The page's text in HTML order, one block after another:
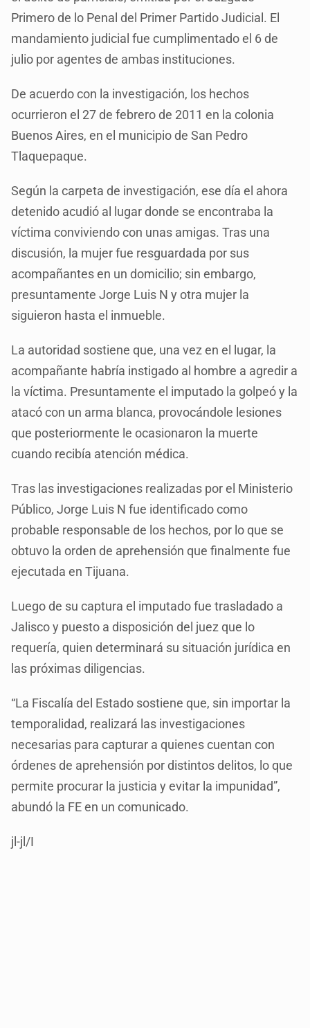
Primero de lo Penal del Primer Partido Judicial. El
mandamiento judicial fue cumplimentado el 6 de
julio por agentes de ambas instituciones.
De acuerdo con la investigación, los hechos
ocurrieron el 27 de febrero de 2011 en la colonia
Buenos Aires, en el municipio de San Pedro
Tlaquepaque.
Según la carpeta de investigación, ese día el ahora
detenido acudió al lugar donde se encontraba la
víctima conviviendo con unas amigas. Tras una
discusión, la mujer fue resguardada por sus
acompañantes en un domicilio; sin embargo,
presuntamente Jorge Luis N y otra mujer la
siguieron hasta el inmueble.
La autoridad sostiene que, una vez en el lugar, la
acompañante habría instigado al hombre a agredir a
la víctima. Presuntamente el imputado la golpeó y la
atacó con un arma blanca, provocándole lesiones
que posteriormente le ocasionaron la muerte
cuando recibía atención médica.
Tras las investigaciones realizadas por el Ministerio
Público, Jorge Luis N fue identificado como
probable responsable de los hechos, por lo que se
obtuvo la orden de aprehensión que finalmente fue
ejecutada en Tijuana.
Luego de su captura el imputado fue trasladado a
Jalisco y puesto a disposición del juez que lo
requería, quien determinará su situación jurídica en
las próximas diligencias.
“La Fiscalía del Estado sostiene que, sin importar la
temporalidad, realizará las investigaciones
necesarias para capturar a quienes cuentan con
órdenes de aprehensión por distintos delitos, lo que
permite procurar la justicia y evitar la impunidad”,
abundó la FE en un comunicado.
jl-jl/I